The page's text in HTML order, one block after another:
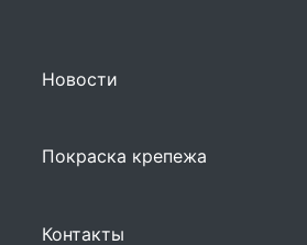
Новости
Покраска крепежа
Контакты